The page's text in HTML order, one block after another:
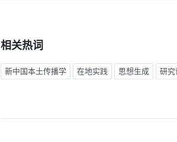
相关热词
新中国本土传播学 在地实践 思想生成 研究